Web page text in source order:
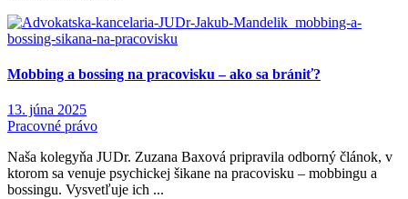
Mobbing a bossing na pracovisku – ako sa brániť?
13. júna 2025
Pracovné právo
Naša kolegyňa JUDr. Zuzana Baxová pripravila odborný článok, v
ktorom sa venuje psychickej šikane na pracovisku – mobbingu a
bossingu. Vysvetľuje ich ...